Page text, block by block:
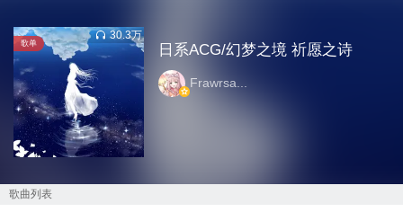
歌单
30.3万
日系ACG/幻梦之境 祈愿之诗
Frawrsa...
歌曲列表